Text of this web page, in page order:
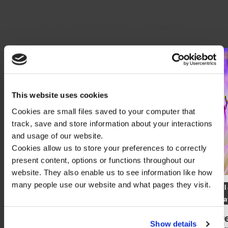
This website uses cookies
Cookies are small files saved to your computer that
track, save and store information about your interactions
and usage of our website.
Cookies allow us to store your preferences to correctly
present content, options or functions throughout our
website. They also enable us to see information like how
many people use our website and what pages they visit.
Show details
Leadership Management Development
Perché un aumento non basta (e
un buon manager spesso vale più
Digital